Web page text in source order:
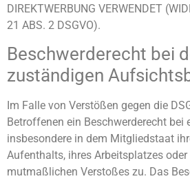
DIREKTWERBUNG VERWENDET
21 ABS. 2 DSGVO).
Beschwerde­recht bei
zuständigen
Im Falle von Verstößen gegen die
Betroffenen ein Beschwerderecht bei
insbesondere in dem Mitgliedstaat
Aufenthalts, ihres Arbeitsplatzes oder
mutmaßlichen Verstoßes zu. Das